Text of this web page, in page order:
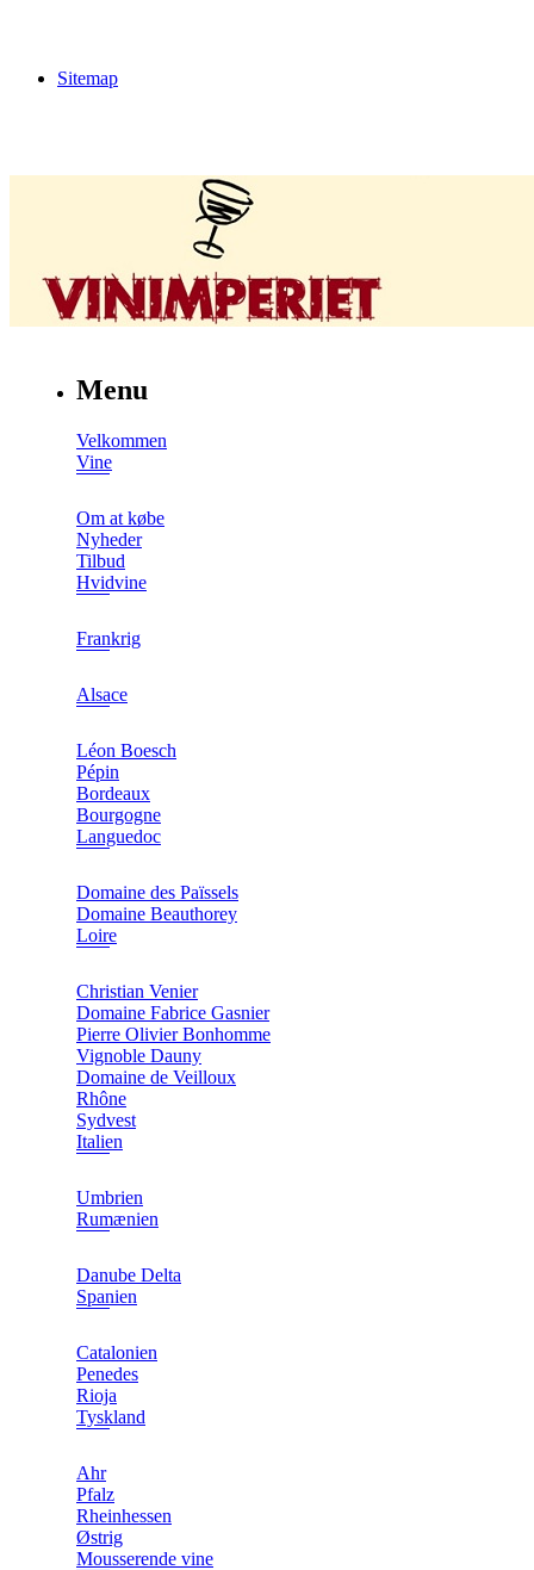
Sitemap
Menu
Velkommen
Vine
Om at købe
Nyheder
Tilbud
Hvidvine
Frankrig
Alsace
Léon Boesch
Pépin
Bordeaux
Bourgogne
Languedoc
Domaine des Païssels
Domaine Beauthorey
Loire
Christian Venier
Domaine Fabrice Gasnier
Pierre Olivier Bonhomme
Vignoble Dauny
Domaine de Veilloux
Rhône
Sydvest
Italien
Umbrien
Rumænien
Danube Delta
Spanien
Catalonien
Penedes
Rioja
Tyskland
Ahr
Pfalz
Rheinhessen
Østrig
Mousserende vine